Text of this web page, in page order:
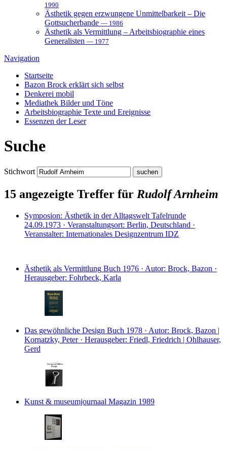
1990
Ästhetik gegen erzwungene Unmittelbarkeit – Die
Gottsucherbande — 1986
Ästhetik als Vermittlung – Arbeitsbiographie eines
Generalisten — 1977
Navigation
Startseite
Bazon Brock erklärt sich selbst
Denkerei mobil
Mediathek Bilder und Töne
Arbeitsbiographie Texte und Ereignisse
Essenzen der Leser
Suche
Stichwort
15 angezeigte Treffer für Rudolf Arnheim
Symposion: Ästhetik in der Alltagswelt Tafelrunde
24.09.1973 · Veranstaltungsort: Berlin, Deutschland ·
Veranstalter: Internationales Designzentrum IDZ
Ästhetik als Vermittlung Buch 1976 · Autor: Brock, Bazon ·
Herausgeber: Fohrbeck, Karla
Das gewöhnliche Design Buch 1978 · Autor: Brock, Bazon |
Kornatzky, Peter · Herausgeber: Friedl, Friedrich | Ohlhauser,
Gerd
Kunst & museumjournaal Magazin 1989